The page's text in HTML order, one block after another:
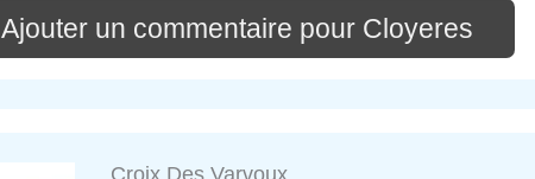
Ajouter un commentaire pour Cloyeres
Croix Des Varvoux